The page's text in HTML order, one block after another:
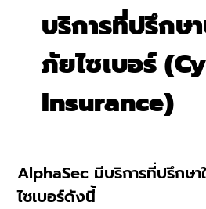
บริการที่ปรึกษ
ภัยไซเบอร์
Insurance)
AlphaSec มีบริการที่ปรึกษา
ไซเบอร์ดังนี้